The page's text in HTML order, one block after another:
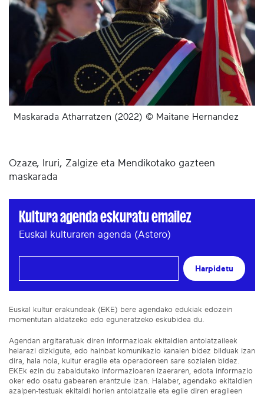
Maskarada Atharratzen (2022) © Maitane Hernandez
Ozaze, Iruri, Zalgize eta Mendikotako gazteen
maskarada
Kultura agenda eskuratu emailez
Euskal kulturaren agenda (Astero)
Harpidetu
Euskal kultur erakundeak (EKE) bere agendako edukiak edozein
momentutan aldatzeko edo eguneratzeko eskubidea du.
Agendan argitaratuak diren informazioak ekitaldien antolatzaileek
helarazi dizkigute, edo hainbat komunikazio kanalen bidez bilduak izan
dira, hala nola, kultur eragile eta operadoreen sare sozialen bidez.
EKEk ezin du zabaldutako informazioaren izaeraren, edota informazio
oker edo osatu gabearen erantzule izan. Halaber, agendako ekitaldien
azalpen-testuak ekitaldi horien antolatzaile eta egile diren eragileen